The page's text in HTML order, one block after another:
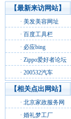
【最新来访网站】
· 美发美容网址
· 百度工具栏
· 必应bing
· Zippo爱好者论坛
· 200532汽车
【相关点出网站】
· 北京家政服务网
· 婚礼梦工厂